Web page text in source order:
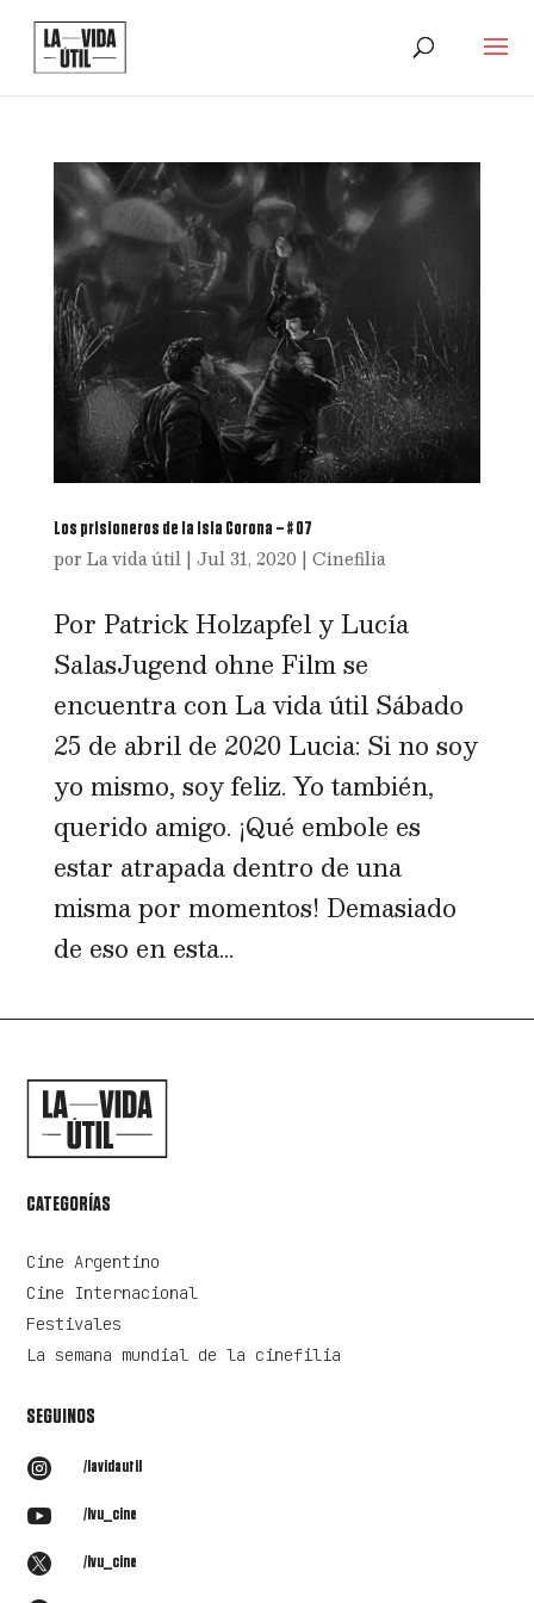
Los prisioneros de la Isla Corona – # 07
por La vida útil| Jul 31, 2020 | Cinefilia
Por Patrick Holzapfel y Lucía
SalasJugend ohne Film se
encuentra con La vida útil Sábado
25 de abril de 2020 Lucia: Si no soy
yo mismo, soy feliz. Yo también,
querido amigo. ¡Qué embole es
estar atrapada dentro de una
misma por momentos! Demasiado
de eso en esta...
CATEGORÍAS
Cine Argentino
Cine Internacional
Festivales
La semana mundial de la cinefilia
SEGUINOS
 /lavidautil
 /lvu_cine
 /lvu_cine